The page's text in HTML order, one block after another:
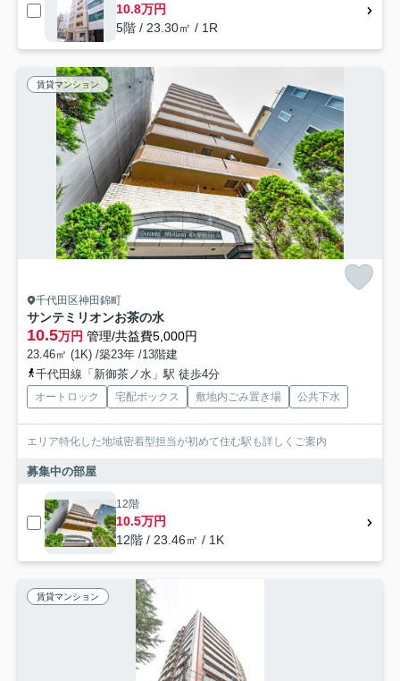
10.8万円
5階 / 23.30㎡ / 1R
賃貸マンション
千代田区神田錦町
サンテミリオンお茶の水
10.5万円 管理/共益費5,000円
23.46㎡ (1K) /築23年 /13階建
千代田線「新御茶ノ水」駅 徒歩4分
オートロック 宅配ボックス 敷地内ごみ置き場 公共下水
エリア特化した地域密着型担当が初めて住む駅も詳しくご案内
募集中の部屋
12階
10.5万円
12階 / 23.46㎡ / 1K
賃貸マンション